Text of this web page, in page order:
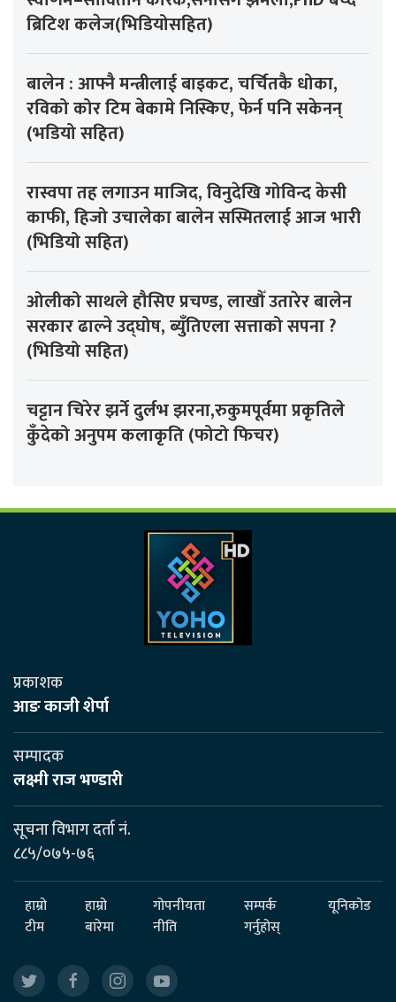
ब्रिटिश कलेज(भिडियोसहित)
बालेन : आफ्नै मन्त्रीलाई बाइकट, चर्चितकै धोका,
रविको कोर टिम बेकामे निस्किए, फेर्न पनि सकेनन्
(भडियो सहित)
रास्वपा तह लगाउन माजिद, विनुदेखि गोविन्द केसी
काफी, हिजो उचालेका बालेन सस्मितलाई आज भारी
(भिडियो सहित)
ओलीको साथले हौसिए प्रचण्ड, लाखौँ उतारेर बालेन
सरकार ढाल्ने उद्घोष, ब्युँतिएला सत्ताको सपना ?
(भिडियो सहित)
चट्टान चिरेर झर्ने दुर्लभ झरना,रुकुमपूर्वमा प्रकृतिले
कुँदेको अनुपम कलाकृति (फोटो फिचर)
प्रकाशक
आङ काजी शेर्पा
सम्पादक
लक्ष्मी राज भण्डारी
सूचना विभाग दर्ता नं.
८८५/०७५-७६
हाम्रो
टीम
हाम्रो
बारेमा
गोपनीयता
नीति
सम्पर्क
गर्नुहोस्
यूनिकोड